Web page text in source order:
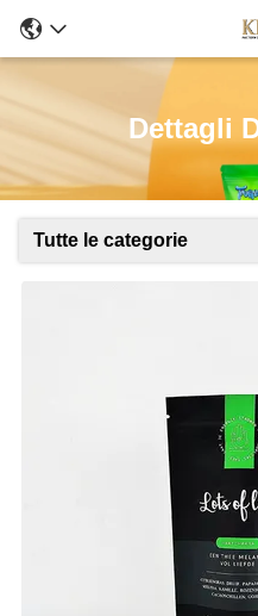
Dettagli
Tutte le categorie